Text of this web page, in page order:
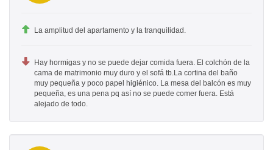
La amplitud del apartamento y la tranquilidad.
Hay hormigas y no se puede dejar comida fuera. El colchón de la
cama de matrimonio muy duro y el sofá tb.La cortina del baño
muy pequeña y poco papel higiénico. La mesa del balcón es muy
pequeña, es una pena pq así no se puede comer fuera. Está
alejado de todo.